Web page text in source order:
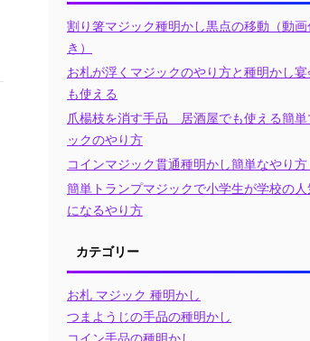
割り箸マジック種明かし黒点の移動（動画
き）
お札が浮くマジックのやり方と種明かし
も使える
爪楊枝を消す手品 居酒屋でも使える簡単
ックのやり方
コインマジック貫通種明かし簡単なやり方
簡単トランプマジックで小学生が学校の
になるやり方
カテゴリー
お札 マジック 種明かし
つまようじの手品の種明かし
コイン手品の種明かし